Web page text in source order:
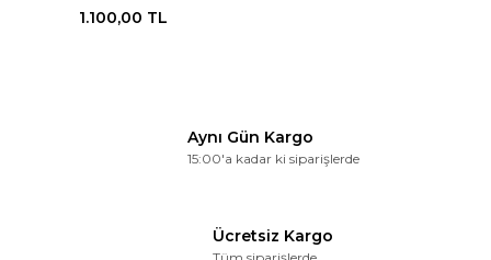
1.100,00 TL
Aynı Gün Kargo
15:00'a kadar ki siparişlerde
Ücretsiz Kargo
Tüm siparişlerde